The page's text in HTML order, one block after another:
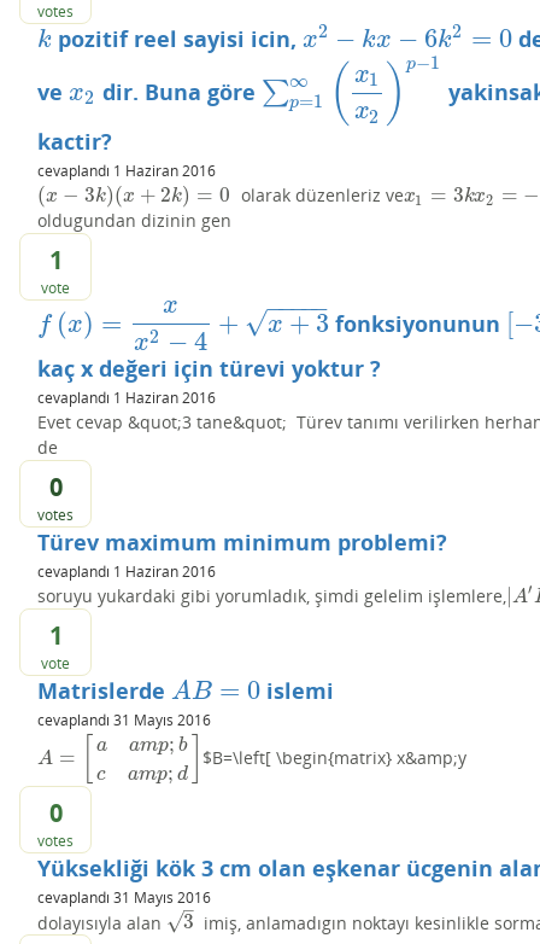
votes
k
k pozitif reel sayisi icin,x2 − kx − 6k2 = 0
x2−kx −6k 2= 0
ve x2
x2 dir. Buna göre ∑∞
p=1 ( x1
x2 )p−1
∑p=1∞ x 1x2) p−
kactir?
cevaplandı 1 Haziran 2016
(x − 3k)(x + 2k) = 0
(x− 3k (x+2k)= 0 olarak düzenleriz vex1 = 3k
x1 3k x2 = −
x2= −2 k
oldugundan dizinin gen
1
vote
f (x) =
x
x2 − 4
+ x + 3
− −
−−−
√
f(x)=xx 2− 4+x+3 fonksiyonunun [−
−3
kaç x değeri için türevi yoktur ?
cevaplandı 1 Haziran 2016
Evet cevap &quot;3 tane&quot; Türev tanımı verilirken
de
0
votes
Türev maximum minimum problemi?
cevaplandı 1 Haziran 2016
soruyu yukardaki gibi yorumladık, şimdi gelelim işlemlere, |A′
|A′B
1
vote
Matrislerde AB = 0
AB=0 islemi
cevaplandı 31 Mayıs 2016
A =
a
c
amp; b
amp; d
A= [aa mp camp; d $B=\left[ \begin{matrix} x&amp;y
0
votes
Yüksekliği kök 3 cm olan eşkenar ücgenin
cevaplandı 31 Mayıs 2016
dolayısıyla alan 3
–
√
3 imiş, anlamadıgın noktayı kesinlikle